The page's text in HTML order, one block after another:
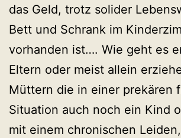
das Geld, trotz solider
Bett und Schrank im
vorhanden ist…. Wie geht es
Eltern oder meist allein
Müttern die in einer prekären
Situation auch noch ein Kind
mit einem chronischen